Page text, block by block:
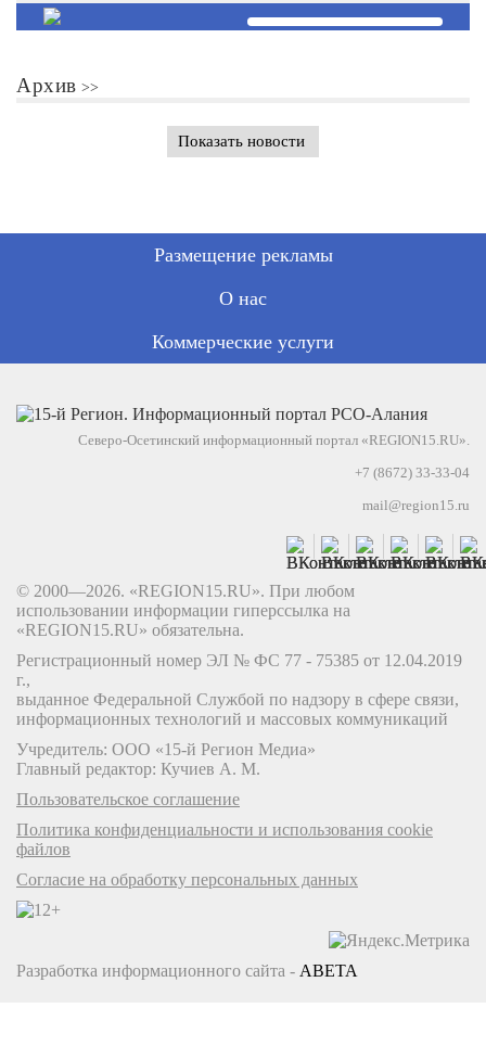
Архив
Показать новости
Размещение рекламы
О нас
Коммерческие услуги
Северо-Осетинский информационный портал «REGION15.RU».
+7 (8672) 33-33-04
mail@region15.ru
© 2000—2026. «REGION15.RU». При любом
использовании информации гиперссылка на
«REGION15.RU» обязательна.
Регистрационный номер ЭЛ № ФС 77 - 75385 от 12.04.2019
г.,
выданное Федеральной Службой по надзору в сфере связи,
информационных технологий и массовых коммуникаций
Учредитель: ООО «15-й Регион Медиа»
Главный редактор: Кучиев А. М.
Пользовательское соглашение
Политика конфиденциальности и использования cookie
файлов
Согласие на обработку персональных данных
Разработка информационного сайта - ABETA